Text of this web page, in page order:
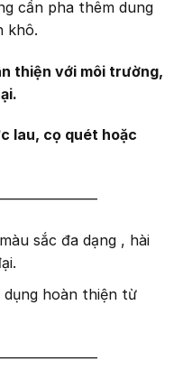
cần pha thêm dung
khô.
thiện với môi trường,
lau, cọ quét hoặc
sắc đa dạng , hài
hoàn thiện từ